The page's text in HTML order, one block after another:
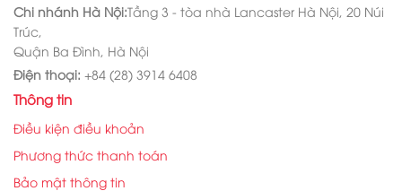
Chi nhánh Hà Nội:Tầng 3 - tòa nhà Lancaster Hà Nội, 20 Núi
Trúc,
Quận Ba Đình, Hà Nội
Điện thoại: +84 (28) 3914 6408
Thông tin
Điều kiện điều khoản
Phương thức thanh toán
Bảo mật thông tin